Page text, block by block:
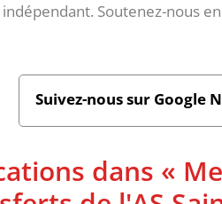
Soutenez-nous
Suivez-nous sur Google
dans «